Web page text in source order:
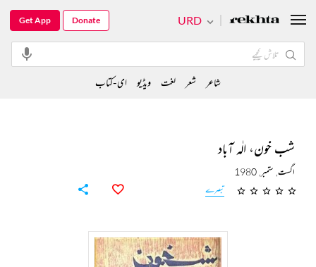
شب خون، الٰہ آباد
اگست, ستمبر, 1980
تبصرے
URD
Get App Donate
شاعر شعر لغت ویڈیو ای-کتاب